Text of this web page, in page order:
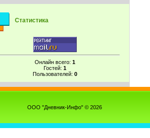
Статистика
Онлайн всего: 1
Гостей: 1
Пользователей: 0
ООО "Дневник-Инфо" © 2026